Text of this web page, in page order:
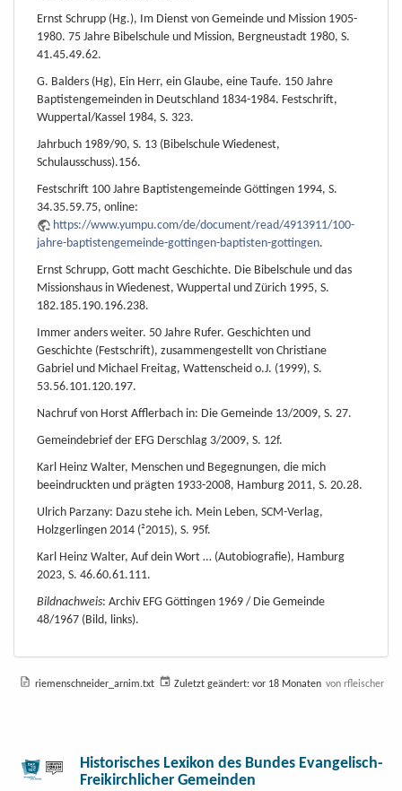
Ernst Schrupp (Hg.), Im Dienst von Gemeinde und Mission 1905-
1980. 75 Jahre Bibelschule und Mission, Bergneustadt 1980, S.
41.45.49.62.
G. Balders (Hg), Ein Herr, ein Glaube, eine Taufe. 150 Jahre
Baptistengemeinden in Deutschland 1834-1984. Festschrift,
Wuppertal/Kassel 1984, S. 323.
Jahrbuch 1989/90, S. 13 (Bibelschule Wiedenest,
Schulausschuss).156.
Festschrift 100 Jahre Baptistengemeinde Göttingen 1994, S.
34.35.59.75, online:
https://www.yumpu.com/de/document/read/4913911/100-
jahre-baptistengemeinde-gottingen-baptisten-gottingen.
Ernst Schrupp, Gott macht Geschichte. Die Bibelschule und das
Missionshaus in Wiedenest, Wuppertal und Zürich 1995, S.
182.185.190.196.238.
Immer anders weiter. 50 Jahre Rufer. Geschichten und
Geschichte (Festschrift), zusammengestellt von Christiane
Gabriel und Michael Freitag, Wattenscheid o.J. (1999), S.
53.56.101.120.197.
Nachruf von Horst Afflerbach in: Die Gemeinde 13/2009, S. 27.
Gemeindebrief der EFG Derschlag 3/2009, S. 12f.
Karl Heinz Walter, Menschen und Begegnungen, die mich
beeindruckten und prägten 1933-2008, Hamburg 2011, S. 20.28.
Ulrich Parzany: Dazu stehe ich. Mein Leben, SCM-Verlag,
Holzgerlingen 2014 (²2015), S. 95f.
Karl Heinz Walter, Auf dein Wort … (Autobiografie), Hamburg
2023, S. 46.60.61.111.
Bildnachweis: Archiv EFG Göttingen 1969 / Die Gemeinde
48/1967 (Bild, links).
riemenschneider_arnim.txt Zuletzt geändert: vor 18 Monaten von rfleischer
Historisches Lexikon des Bundes Evangelisch-
Freikirchlicher Gemeinden